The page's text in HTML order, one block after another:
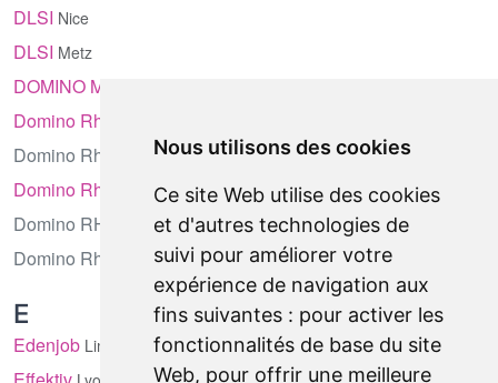
Nous utilisons des cookies
Ce site Web utilise des cookies
et d'autres technologies de
suivi pour améliorer votre
expérience de navigation aux
fins suivantes : pour activer les
fonctionnalités de base du site
Web, pour offrir une meilleure
DLSI Nice
DLSI Metz
DOMINO MISSIONS
Domino Rh
Domino Rh Grenoble
Domino Rh Montpellier
Domino RH Chambéry
Domino Rh
E
Edenjob Limoges